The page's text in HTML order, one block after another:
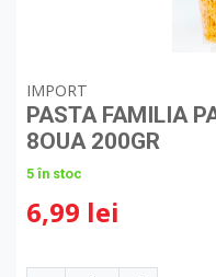
IMPORT
PASTA FAMILIA
8OUA 200GR
5 în stoc
6,99 lei